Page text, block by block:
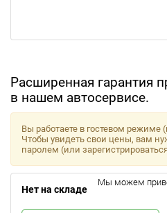
Расширенная гарантия
в нашем автосервисе.
Вы работаете в гостевом
Чтобы увидеть свои цены, вам
паролем (или
Нет на складе
Мы можем